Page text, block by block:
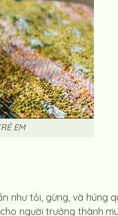
EM
như tỏi, gừng, và húng
người trưởng thành